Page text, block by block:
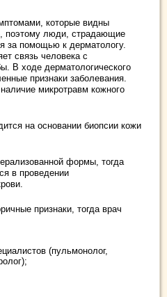
которые видны
поэтому люди, страдающие
за помощью к дерматологу.
связь человека с
В ходе дерматологического
признаки заболевания.
микротравм кожного
на основании биопсии кожи
формы, тогда
в проведении
признаки, тогда врач
(пульмонолог,